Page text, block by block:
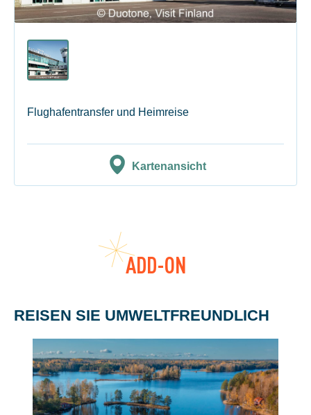
Flughafentransfer und Heimreise
Kartenansicht
ADD-ON
REISEN SIE UMWELTFREUNDLICH